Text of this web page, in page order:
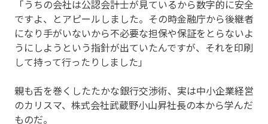
「うちの会社は公認会計士が見ているから数字的に安全
ですよ、とアピールしました。その時金融庁から後継者
になり手がいないから不必要な担保や保証をとらないよ
うにしようという指針が出ていたんですが、それを印刷
して持って行ったりしました」
親も舌を巻くしたたかな銀行交渉術、実は中小企業経営
のカリスマ、株式会社武蔵野小山昇社長の本から学んだ
ものだ。